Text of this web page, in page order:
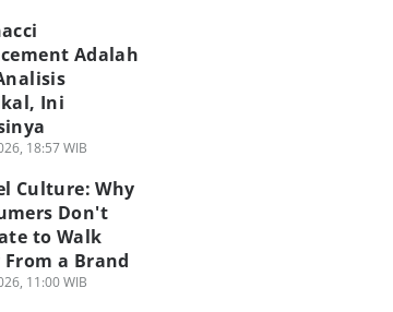
Adalah
Ini
18:57 WIB
Culture: Why
Don't
to Walk
From a Brand
11:00 WIB